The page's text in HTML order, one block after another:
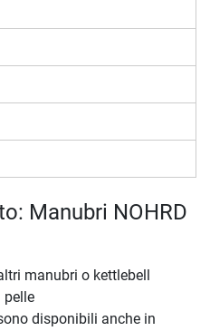
Manubri NOHRD
manubri o kettlebell
pelle
disponibili anche in